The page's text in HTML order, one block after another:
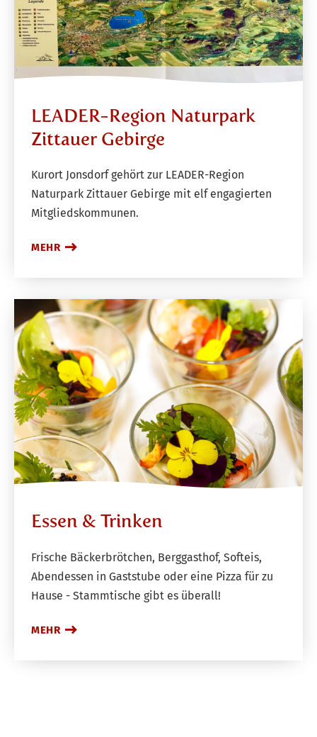
LEADER-Region Naturpark
Zittauer Gebirge
Kurort Jonsdorf gehört zur LEADER-Region
Naturpark Zittauer Gebirge mit elf engagierten
Mitgliedskommunen.
MEHR
Essen & Trinken
Frische Bäckerbrötchen, Berggasthof, Softeis,
Abendessen in Gaststube oder eine Pizza für zu
Hause - Stammtische gibt es überall!
MEHR